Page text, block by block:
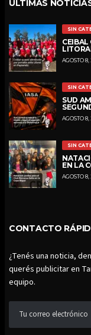
ÚLTIMAS
SIN
AGOSTO
SIN
SUD
AGOSTO
SIN
EN LA
AGOSTO
CONTACTO
¿Tenés una noticia,
querés publicitar en
equipo.